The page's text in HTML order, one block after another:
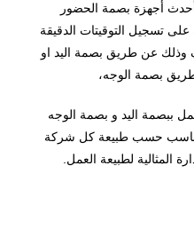
أحدث أجهزة بصمة الحضور
تسجيل التوقيتات الدقيقة
وذلك عن طريق بصمة اليد او
بصمة الوجه،
ببصمة اليد و بصمة الوجه
المناسب حسب طبيعة كل شركة
المثالية لطبيعة العمل.